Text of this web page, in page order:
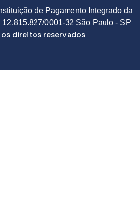
de Pagamento Integrado da
12.815.827/0001-32 São Paulo - SP
os direitos reservados